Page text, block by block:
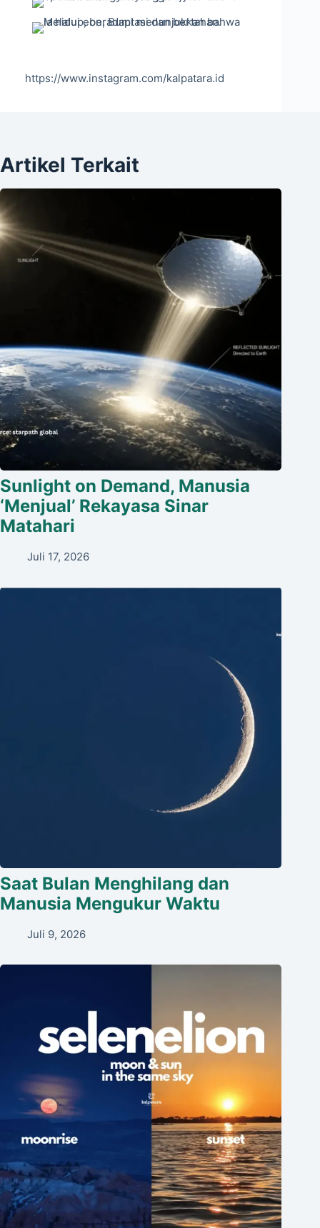
https://www.instagram.com/kalpatara.id
Artikel Terkait
Sunlight on Demand, Manusia
‘Menjual’ Rekayasa Sinar
Matahari
Juli 17, 2026
Saat Bulan Menghilang dan
Manusia Mengukur Waktu
Juli 9, 2026